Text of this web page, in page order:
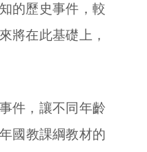
的歷史事件，較
將在此基礎上，
件，讓不同年齡
國教課綱教材的